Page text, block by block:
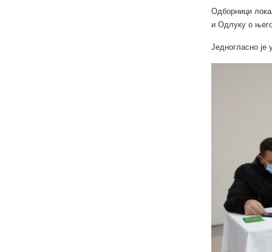
Одборници
и Одлуку о
Једногласно